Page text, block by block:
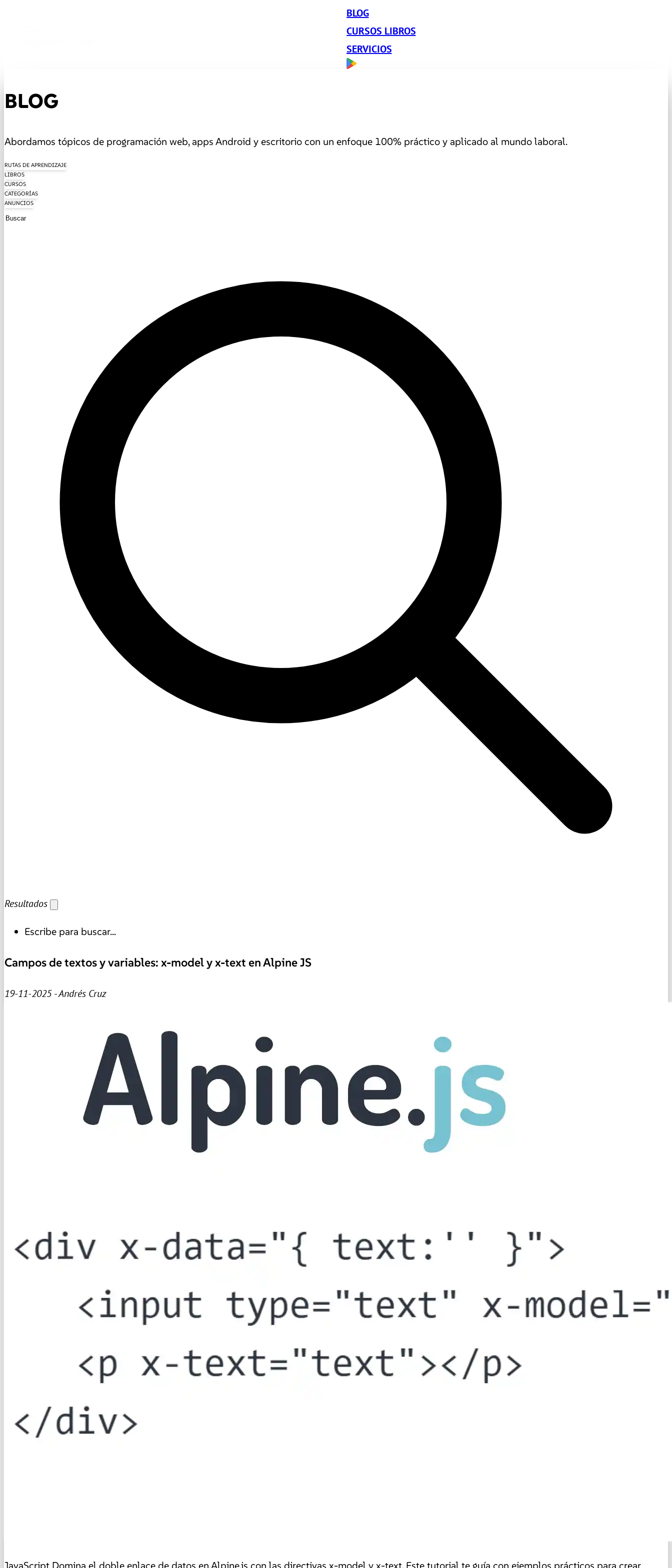
BLOG
CURSOS LIBROS
SERVICIOS
BLOG
Abordamos tópicos de programación web, apps Android y escritorio con un enfoque 100% práctico y aplicado al mundo laboral.
RUTAS DE APRENDIZAJE
LIBROS
CURSOS
CATEGORÍAS
ANUNCIOS
Resultados
Escribe para buscar...
Campos de textos y variables: x-model y x-text en Alpine JS
19-11-2025 - Andrés Cruz